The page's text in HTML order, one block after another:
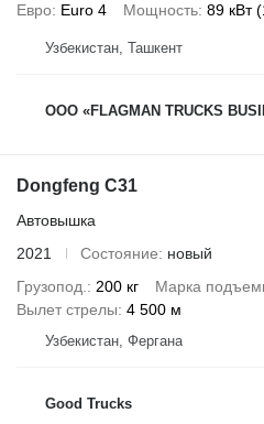
Евро
Euro 4 Мощность 89 кВт
Узбекистан, Ташкент
ООО «FLAGMAN TRUCKS
Dongfeng C31
Автовышка
2021
Состояние
новый
Грузопод.
200 кг Марка
Вылет стрелы 4 500 м
Узбекистан, Фергана
Good Trucks